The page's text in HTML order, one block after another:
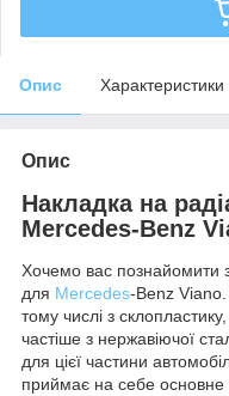
Опис Характеристики
Опис
Накладка на
Mercedes-Benz
Хочемо вас познайомити
для Mercedes-Benz Viano.
тому числі з
частіше з нержавіючої
для цієї частини
приймає на себе основне